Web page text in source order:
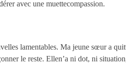
avec une muettecompassion.
lamentables. Ma jeune sœur a
le reste. Ellen’a ni dot, ni